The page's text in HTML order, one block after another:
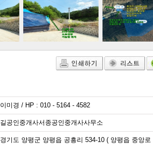
이미경 / HP : 010 - 5164 - 4582
길공인중개사서종공인중개사사무소
경기도 양평군 양평읍 공흥리 534-10 ( 양평읍 중앙로